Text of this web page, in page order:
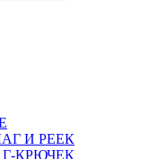
И РЕЕК
КРЮЧЕК